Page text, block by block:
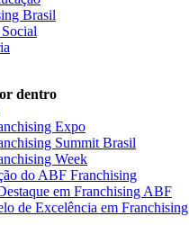
Brasil
dentro
Expo
Summit Brasil
Week
do ABF Franchising
em Franchising ABF
de Excelência em Franchising